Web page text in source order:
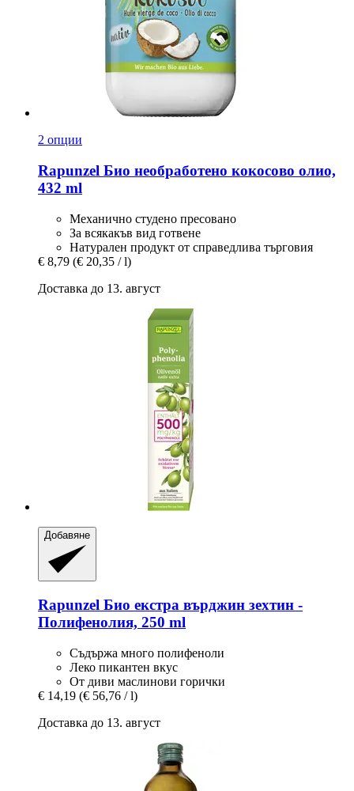
2 опции
Rapunzel Био необработено кокосово олио,
432 ml
Механично студено пресовано
За всякакъв вид готвене
Натурален продукт от справедлива търговия
€ 8,79 (€ 20,35 / l)
Доставка до 13. август
Добавяне
Rapunzel Био екстра върджин зехтин -​
Полифенолия, 250 ml
Съдържа много полифеноли
Леко пикантен вкус
От диви маслинови горички
€ 14,19 (€ 56,76 / l)
Доставка до 13. август